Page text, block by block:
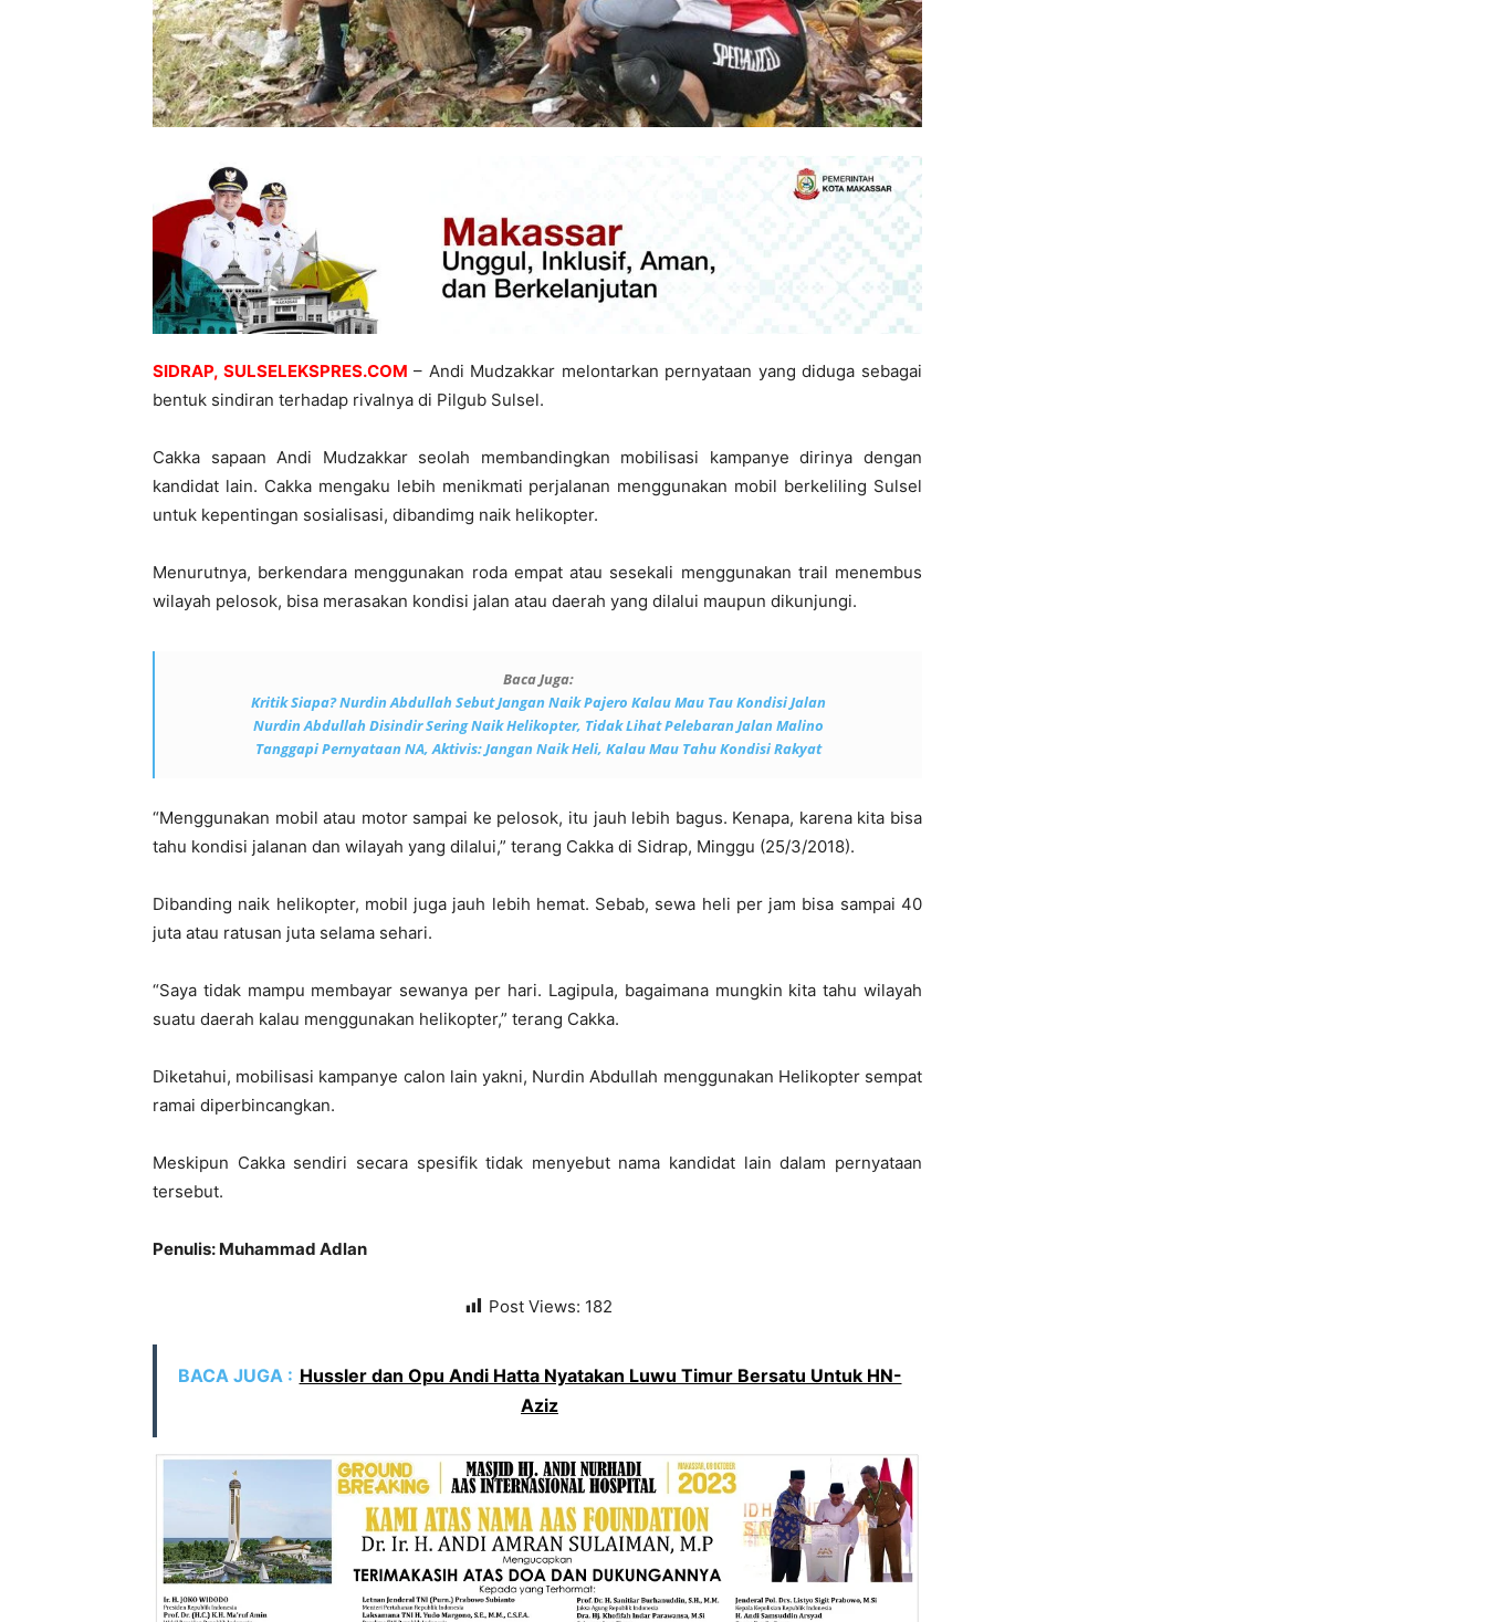
SIDRAP, SULSELEKSPRES.COM – Andi Mudzakkar melontarkan pernyataan yang diduga sebagai
bentuk sindiran terhadap rivalnya di Pilgub Sulsel.
Cakka sapaan Andi Mudzakkar seolah membandingkan mobilisasi kampanye dirinya dengan
kandidat lain. Cakka mengaku lebih menikmati perjalanan menggunakan mobil berkeliling Sulsel
untuk kepentingan sosialisasi, dibandimg naik helikopter.
Menurutnya, berkendara menggunakan roda empat atau sesekali menggunakan trail menembus
wilayah pelosok, bisa merasakan kondisi jalan atau daerah yang dilalui maupun dikunjungi.
Baca Juga:
Kritik Siapa? Nurdin Abdullah Sebut Jangan Naik Pajero Kalau Mau Tau Kondisi Jalan
Nurdin Abdullah Disindir Sering Naik Helikopter, Tidak Lihat Pelebaran Jalan Malino
Tanggapi Pernyataan NA, Aktivis: Jangan Naik Heli, Kalau Mau Tahu Kondisi Rakyat
“Menggunakan mobil atau motor sampai ke pelosok, itu jauh lebih bagus. Kenapa, karena kita bisa
tahu kondisi jalanan dan wilayah yang dilalui,” terang Cakka di Sidrap, Minggu (25/3/2018).
Dibanding naik helikopter, mobil juga jauh lebih hemat. Sebab, sewa heli per jam bisa sampai 40
juta atau ratusan juta selama sehari.
“Saya tidak mampu membayar sewanya per hari. Lagipula, bagaimana mungkin kita tahu wilayah
suatu daerah kalau menggunakan helikopter,” terang Cakka.
Diketahui, mobilisasi kampanye calon lain yakni, Nurdin Abdullah menggunakan Helikopter sempat
ramai diperbincangkan.
Meskipun Cakka sendiri secara spesifik tidak menyebut nama kandidat lain dalam pernyataan
tersebut.
Penulis: Muhammad Adlan
Post Views: 182
BACA JUGA : Hussler dan Opu Andi Hatta Nyatakan Luwu Timur Bersatu Untuk HN-
Aziz